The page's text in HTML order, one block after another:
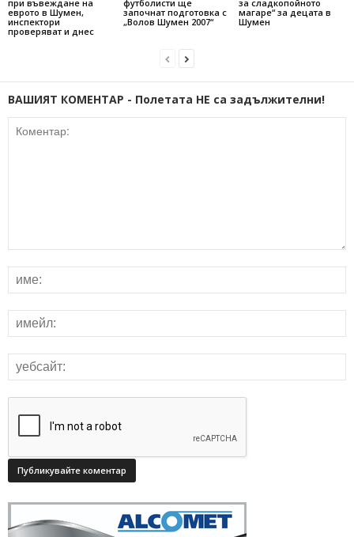
при въвеждане на
еврото в Шумен,
инспектори
проверяват и днес
футболисти ще
започнат подготовка с
„Волов Шумен 2007“
за сладкопойното
магаре“ за децата в
Шумен
ВАШИЯТ КОМЕНТАР - Полетата НЕ са задължителни!